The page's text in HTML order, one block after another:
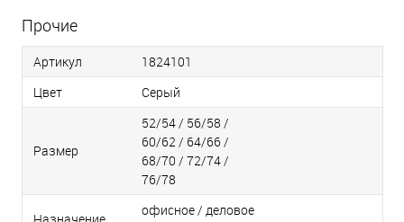
Прочие
Артикул
1824101
Цвет
Серый
Размер
52/54 / 56/58 /
60/62 / 64/66 /
68/70 / 72/74 /
76/78
офисное / деловое